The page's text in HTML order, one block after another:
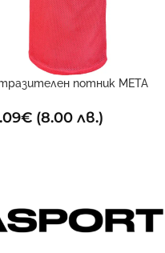
потник META
€(8.00 лв.)